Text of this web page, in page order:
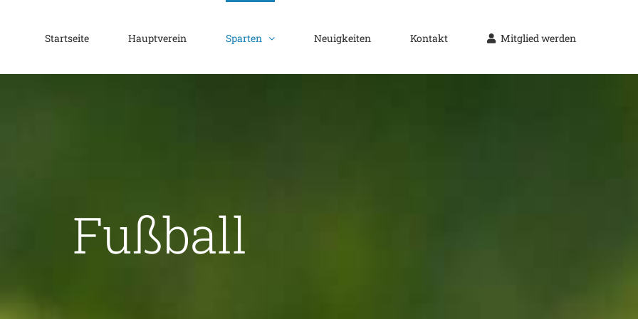
Startseite Hauptverein Sparten Neuigkeiten Kontakt Mitglied werden
Fußball